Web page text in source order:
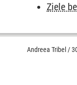
Ziele
Andreea Tribel /